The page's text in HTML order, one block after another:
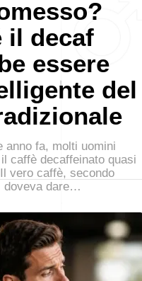
il decaf
essere
del
anno fa, molti uomini
caffè decaffeinato quasi
vero caffè, secondo
doveva dare…